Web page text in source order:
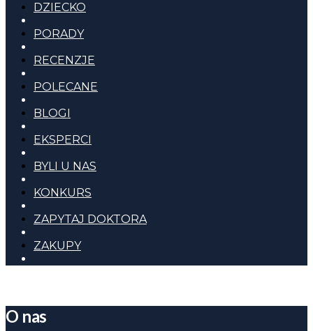
DZIECKO
PORADY
RECENZJE
POLECANE
BLOGI
EKSPERCI
BYLI U NAS
KONKURS
ZAPYTAJ DOKTORA
ZAKUPY
O nas